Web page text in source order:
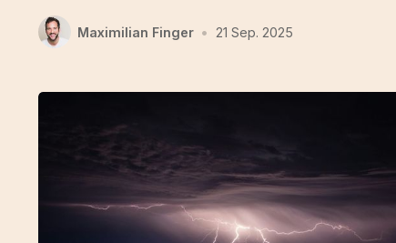
Maximilian Finger • 21 Sep. 2025